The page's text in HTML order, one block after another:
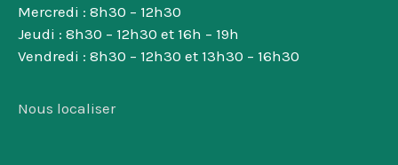
Mercredi : 8h30 – 12h30
Jeudi : 8h30 – 12h30 et 16h – 19h
Vendredi : 8h30 – 12h30 et 13h30 – 16h30
Nous localiser